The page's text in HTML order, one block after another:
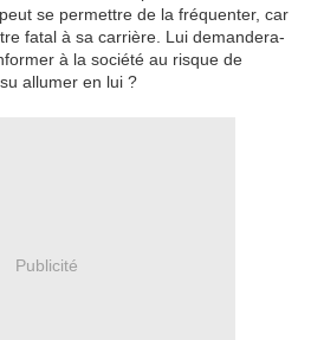
se permettre de la fréquenter, car
fatal à sa carrière. Lui demandera-
à la société au risque de
allumer en lui ?
Publicité